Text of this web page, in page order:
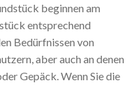
beginnen am
entsprechend
Bedürfnissen von
aber auch an denen
Gepäck. Wenn Sie die